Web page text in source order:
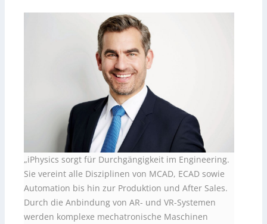
„iPhysics sorgt für Durchgängigkeit im Engineering.
Sie vereint alle Disziplinen von MCAD, ECAD sowie
Automation bis hin zur Produktion und After Sales.
Durch die Anbindung von AR- und VR-Systemen
werden komplexe mechatronische Maschinen